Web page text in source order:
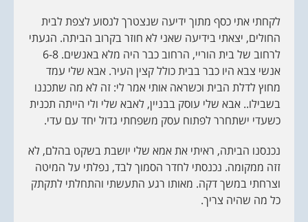
t
i
לקחתי אתי כסף מתוך ידיעה שנצטרך לנסוע לצפת לבית
החולים, יצאתי בידיעה שאני לא חוזר בקרוב הביתה. הגעתי
לרחוב של בית הוריי, הרחוב כבר היה מלא באנשים. 6-8
אנשי צבא היו כבר בבית כולל קצין העיר. אבא שלי עמד
מחוץ לדלת הבית וכשראה אותי אמר לי: זה לא מה שתכננו
בשבילו.. אבא שלי עוסק בבניין, לאבא שלי ולי הייתה תכנית
כשעדי ישתחרר לפתוח עסק משפחתי גדול יחד עם עדי.
נכנסנו הביתה, ראיתי את אמא שלי יושבת בשקט בהלם, לא
זזה ממקומה. נכנסתי לחדר הסמוך לבד, נפלתי על המיטה
וצרחתי במשך דקה. מאותו רגע התעשתי והתחלתי לתקתק
כל מה שהיה צריך.